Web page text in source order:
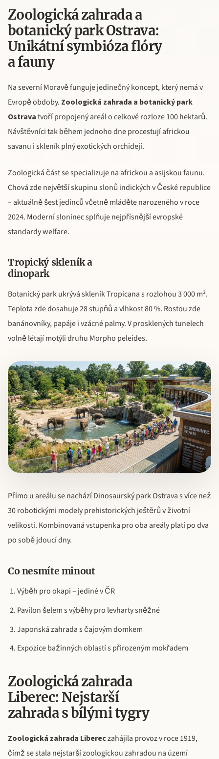
Zoologická zahrada a
botanický park Ostrava:
Unikátní symbióza flóry
a fauny
Na severní Moravě funguje jedinečný koncept, který nemá v
Evropě obdoby. Zoologická zahrada a botanický park
Ostravatvoří propojený areál o celkové rozloze 100 hektarů.
Návštěvníci tak během jednoho dne procestují africkou
savanu i skleník plný exotických orchidejí.
Zoologická část se specializuje na africkou a asijskou faunu.
Chová zde největší skupinu slonů indických v České republice
– aktuálně šest jedinců včetně mláděte narozeného v roce
2024. Moderní sloninec splňuje nejpřísnější evropské
standardy welfare.
Tropický skleník a
dinopark
Botanický park ukrývá skleník Tropicana s rozlohou 3 000 m².
Teplota zde dosahuje 28 stupňů a vlhkost 80 %. Rostou zde
banánovníky, papáje i vzácné palmy. V prosklených tunelech
volně létají motýli druhu Morpho peleides.
Přímo u areálu se nachází Dinosaurský park Ostrava s více než
30 robotickými modely prehistorických ještěrů v životní
velikosti. Kombinovaná vstupenka pro oba areály platí po dva
po sobě jdoucí dny.
Co nesmíte minout
Výběh pro okapi – jediné v ČR
Pavilon šelem s výběhy pro levharty sněžné
Japonská zahrada s čajovým domkem
Expozice bažinných oblastí s přirozeným mokřadem
Zoologická zahrada
Liberec: Nejstarší
zahrada s bílými tygry
Zoologická zahrada Libereczahájila provoz v roce 1919,
čímž se stala nejstarší zoologickou zahradou na území